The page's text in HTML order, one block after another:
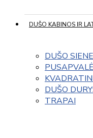
DUŠO KABINOS IR
DUŠO
DUŠO
TRAPAI